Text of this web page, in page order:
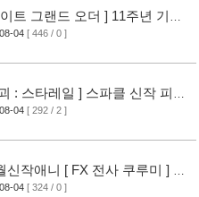
트 그랜드 오더 ] 11주년 기념
04 [ 446 / 0 ]
: 스타레일 ] 스파클 신작 피규
04 [ 292 / 2 ]
신작애니 [ FX 전사 쿠루미 ] PV
04 [ 324 / 0 ]